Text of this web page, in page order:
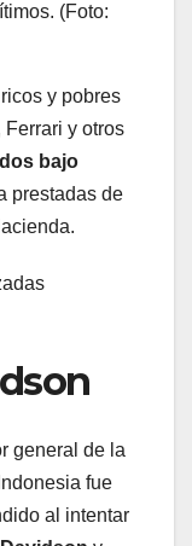
(Foto:
y pobres
y otros
bajo
prestadas de
general de la
fue
al intentar